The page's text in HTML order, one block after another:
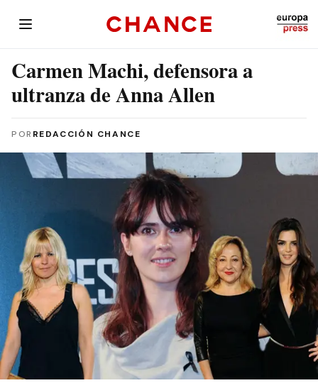
Carmen Machi, defensora a
ultranza de Anna Allen
POR REDACCIÓN CHANCE